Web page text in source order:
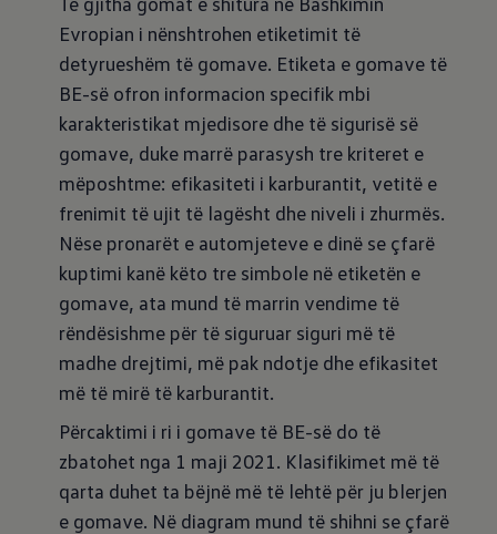
Evropian i nënshtrohen etiketimit të
detyrueshëm të gomave. Etiketa e gomave të
BE-së ofron informacion specifik mbi
karakteristikat mjedisore dhe të sigurisë së
gomave, duke marrë parasysh tre kriteret e
mëposhtme: efikasiteti i karburantit, vetitë e
frenimit të ujit të lagësht dhe niveli i zhurmës.
Nëse pronarët e automjeteve e dinë se çfarë
kuptimi kanë këto tre simbole në etiketën e
gomave, ata mund të marrin vendime të
rëndësishme për të siguruar siguri më të
madhe drejtimi, më pak ndotje dhe efikasitet
më të mirë të karburantit.
Përcaktimi i ri i gomave të BE-së do të
zbatohet nga 1 maji 2021. Klasifikimet më të
qarta duhet ta bëjnë më të lehtë për ju blerjen
e gomave. Në diagram mund të shihni se çfarë